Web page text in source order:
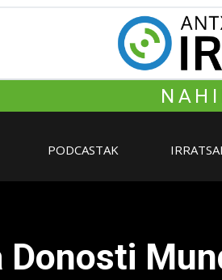
PODCASTAK
Donosti